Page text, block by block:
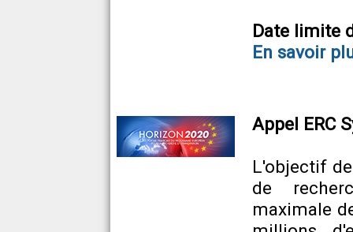
Date limite
En savoir
Appel ERC
L'objectif
de
maximale